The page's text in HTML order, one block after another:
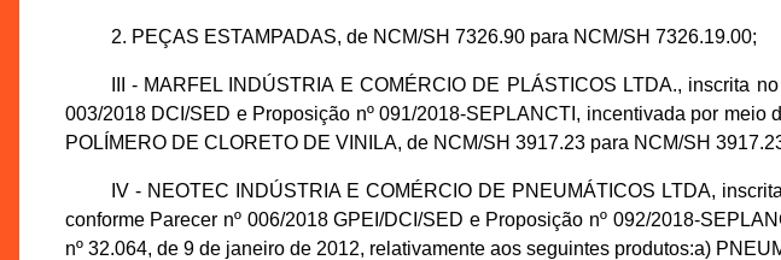
2. PEÇAS ESTAMPADAS, de NCM/SH 7326.90 para NCM/SH 7326.19.00;
III - MARFEL INDÚSTRIA E COMÉRCIO DE PLÁSTICOS LTDA., inscrita
003/2018 DCI/SED e Proposição nº 091/2018-SEPLANCTI, incentivada por
POLÍMERO DE CLORETO DE VINILA, de NCM/SH 3917.23 para NCM/SH
IV - NEOTEC INDÚSTRIA E COMÉRCIO DE PNEUMÁTICOS LTDA,
conforme Parecer nº 006/2018 GPEI/DCI/SED e Proposição nº 092/2018-
nº 32.064, de 9 de janeiro de 2012, relativamente aos seguintes produtos:a)